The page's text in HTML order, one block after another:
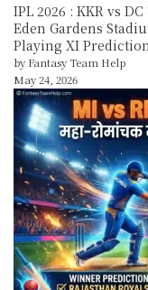
IPL 2026 : KKR vs
Eden Gardens
Playing XI
by Fantasy Team Help
May 24, 2026